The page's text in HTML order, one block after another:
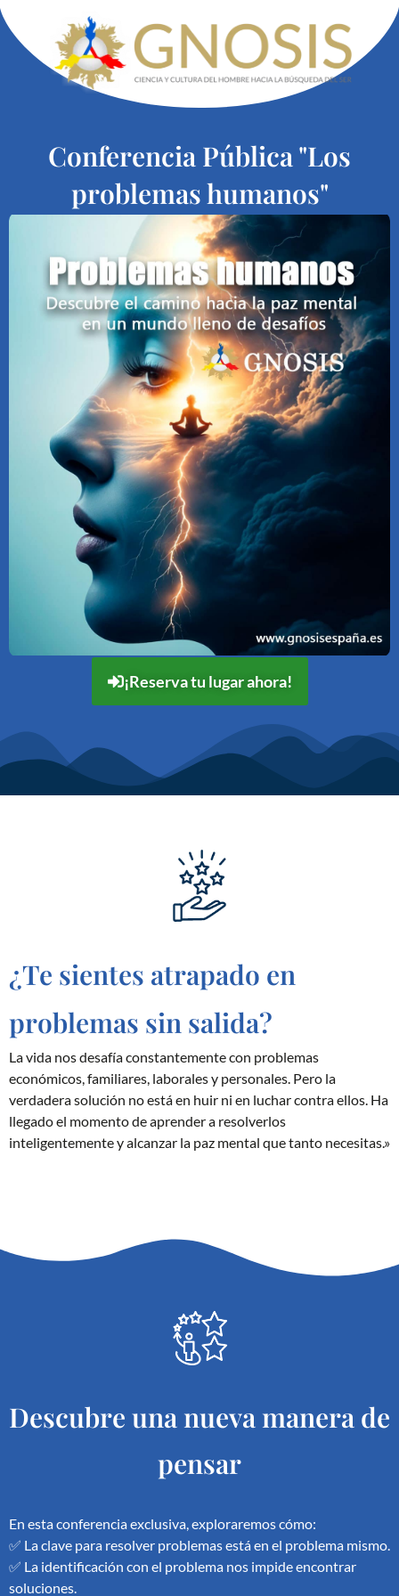
Conferencia Pública "Los
problemas humanos"
¡Reserva tu lugar ahora!
¿Te sientes atrapado en
problemas sin salida?
La vida nos desafía constantemente con problemas
económicos, familiares, laborales y personales. Pero la
verdadera solución no está en huir ni en luchar contra ellos. Ha
llegado el momento de aprender a resolverlos
inteligentemente y alcanzar la paz mental que tanto necesitas.»
Descubre una nueva manera de
pensar
En esta conferencia exclusiva, exploraremos cómo:
✅ La clave para resolver problemas está en el problema mismo.
✅ La identificación con el problema nos impide encontrar
soluciones.